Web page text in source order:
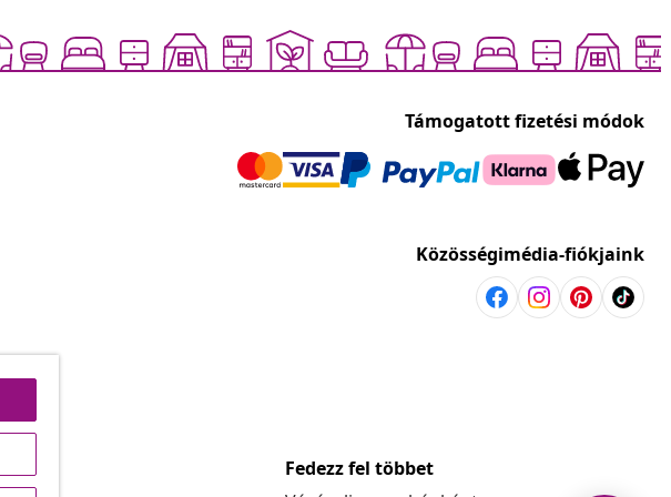
Támogatott fizetési módok
Közösségimédia-fiókjaink
Fedezz fel többet